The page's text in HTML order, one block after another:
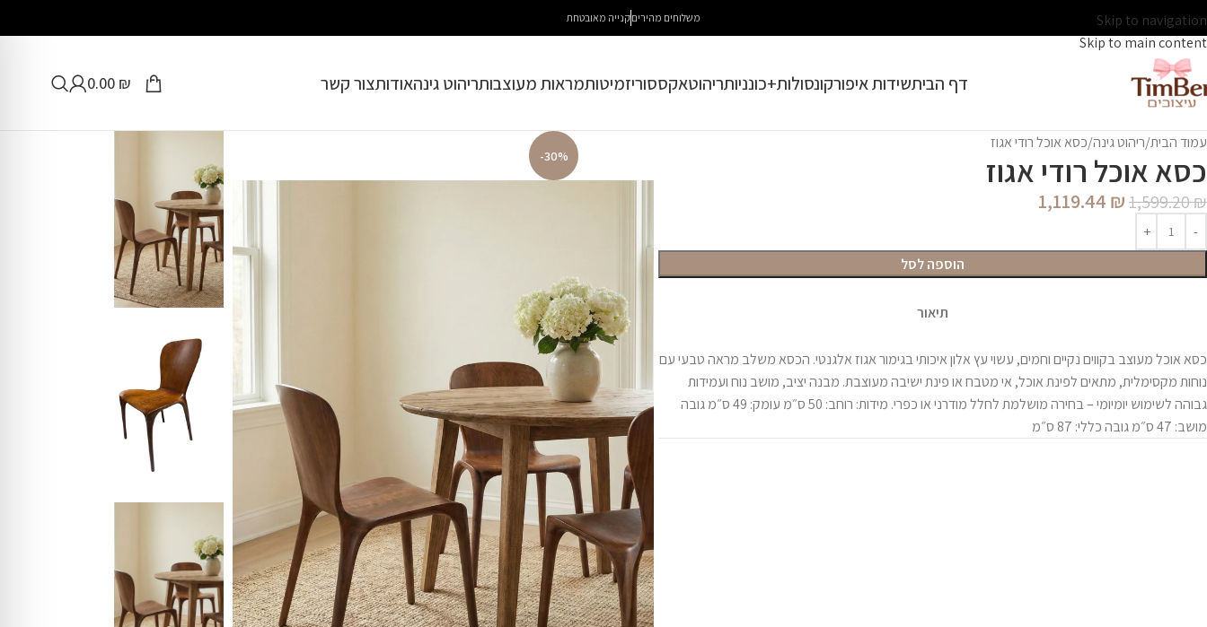
Skip to navigation
Skip to main content
משלוחים מהיריםקנייה מאובטחת
דף הביתשידות איפורקונסולות+כונניותריהוטאקססוריזמיטותמראות מעוצבותריהוט גינהאודותצור קשר 0.00 ₪
עמוד הבית ריהוט גינה כסא אוכל רודי אגוז
כסא אוכל רודי אגוז
1,599.20₪
1,119.44 ₪
הוספה לסל
תיאור
כסא אוכל מעוצב בקווים נקיים וחמים, עשוי עץ אלון איכותי בגימור אגוז אלגנטי. הכסא משלב מראה טבעי עם
נוחות מקסימלית, מתאים לפינת אוכל, אי מטבח או פינת ישיבה מעוצבת. מבנה יציב, מושב נוח ועמידות
גבוהה לשימוש יומיומי – בחירה מושלמת לחלל מודרני או כפרי. מידות: רוחב: 50 ס״מ עומק: 49 ס״מ גובה
מושב: 47 ס״מ גובה כללי: 87 ס״מ
-30%